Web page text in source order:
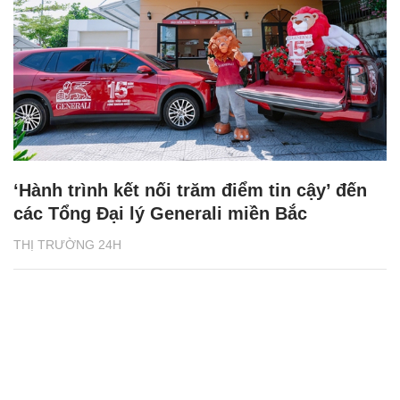
THỊ TRƯỜNG 24H
‘Hành trình kết nối trăm điểm tin cậy’ đến
các Tổng Đại lý Generali miền Bắc